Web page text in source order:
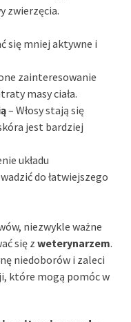
zwierzęcia.
się mniej aktywne i
zainteresowanie
masy ciała.
– Włosy stają się
jest bardziej
układu
do łatwiejszego
niezwykle ważne
się z weterynarzem.
niedoborów i zaleci
które mogą pomóc w